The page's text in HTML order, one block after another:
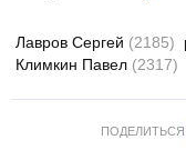
Лавров Сергей (2185)
Климкин Павел (2317)
ПОДЕЛИТЬСЯ: